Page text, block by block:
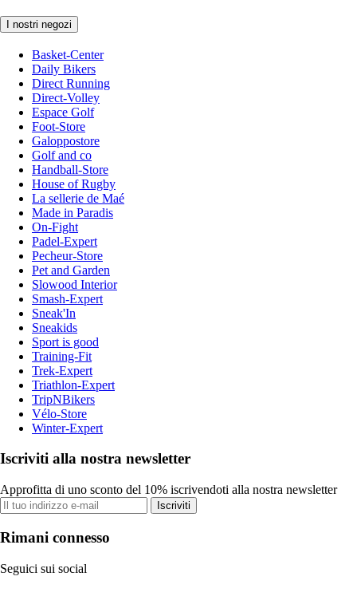
I nostri negozi
Basket-Center
Daily Bikers
Direct Running
Direct-Volley
Espace Golf
Foot-Store
Galoppostore
Golf and co
Handball-Store
House of Rugby
La sellerie de Maé
Made in Paradis
On-Fight
Padel-Expert
Pecheur-Store
Pet and Garden
Slowood Interior
Smash-Expert
Sneak'In
Sneakids
Sport is good
Training-Fit
Trek-Expert
Triathlon-Expert
TripNBikers
Vélo-Store
Winter-Expert
Iscriviti alla nostra newsletter
Approfitta di uno sconto del 10% iscrivendoti alla nostra newsletter
Iscriviti
Rimani connesso
Seguici sui social